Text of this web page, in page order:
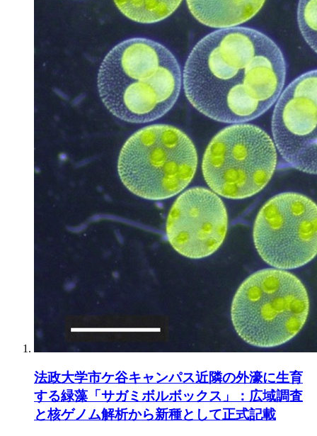
法政大学市ケ谷キャンパス近隣の外濠に生育
する緑藻「サガミボルボックス」：広域調査
と核ゲノム解析から新種として正式記載